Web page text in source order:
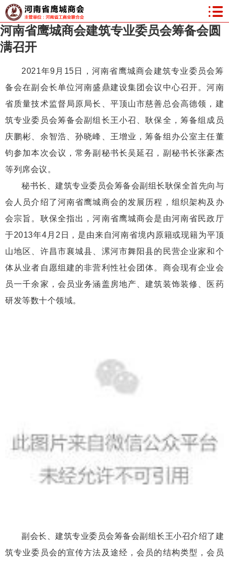
河南省鹰城商会建筑专业委员会筹备会圆
满召开
2021年9月15日，河南省鹰城商会建筑专业委员会筹
备会在副会长单位河南盛鼎建设集团会议中心召开。河南
省质量技术监督局原局长、平顶山市慈善总会高德领，建
筑专业委员会筹备会副组长王小召、耿保全，筹备组成员
庆鹏彬、余智浩、孙晓峰、王增业，筹备组办公室主任董
钧参加本次会议，常务副秘书长吴延召，副秘书长张豪杰
等列席会议。
秘书长、建筑专业委员会筹备会副组长耿保全首先向与
会人员介绍了河南省鹰城商会的发展历程，组织架构及办
会宗旨。耿保全指出，河南省鹰城商会是由河南省民政厅
于2013年4月2日，是由来自河南省境内原籍或现籍为平顶
山地区、许昌市襄城县、漯河市舞阳县的民营企业家和个
体从业者自愿组建的非营利性社会团体。商会现有企业会
员一千余家，会员业务涵盖房地产、建筑装饰装修、医药
研发等数十个领域。
副会长、建筑专业委员会筹备会副组长王小召介绍了建
筑专业委员会的宣传方法及途经，会员的结构类型，会员